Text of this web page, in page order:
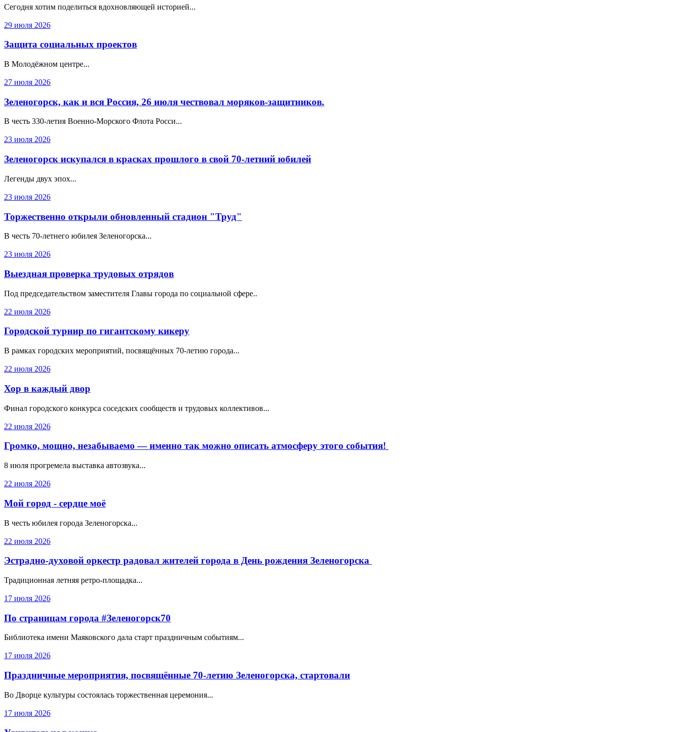
Сегодня хотим поделиться вдохновляющей историей...
29 июля 2026
Защита социальных проектов
В Молодёжном центре...
27 июля 2026
Зеленогорск, как и вся Россия, 26 июля чествовал моряков-защитников.
В честь 330‑летия Военно‑Морского Флота Росси...
23 июля 2026
Зеленогорск искупался в красках прошлого в свой 70-летний юбилей
Легенды двух эпох...
23 июля 2026
Торжественно открыли обновленный стадион "Труд"
В честь 70-летнего юбилея Зеленогорска...
23 июля 2026
Выездная проверка трудовых отрядов
Под председательством заместителя Главы города по социальной сфере..
22 июля 2026
Городской турнир по гигантскому кикеру
В рамках городских мероприятий, посвящённых 70-летию города...
22 июля 2026
Хор в каждый двор
Финал городского конкурса соседских сообществ и трудовых коллективов...
22 июля 2026
Громко, мощно, незабываемо — именно так можно описать атмосферу этого события!
8 июля прогремела выставка автозвука...
22 июля 2026
Мой город - сердце моё
В честь юбилея города Зеленогорска...
22 июля 2026
Эстрадно-духовой оркестр радовал жителей города в День рождения Зеленогорска
Традиционная летняя ретро-площадка...
17 июля 2026
По страницам города #Зеленогорск70
Библиотека имени Маяковского дала старт праздничным событиям...
17 июля 2026
Праздничные мероприятия, посвящённые 70-летию Зеленогорска, стартовали
Во Дворце культуры состоялась торжественная церемония...
17 июля 2026